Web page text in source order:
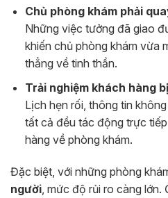
Chủ phòng khám phải
Những việc tưởng đã giao
khiến chủ phòng khám vừa
thẳng về tinh thần.
Trải nghiệm khách hàng
Lịch hẹn rối, thông tin
tất cả đều tác động trực
hàng về phòng khám.
Đặc biệt, với những phòng
người , mức độ rủi ro càng